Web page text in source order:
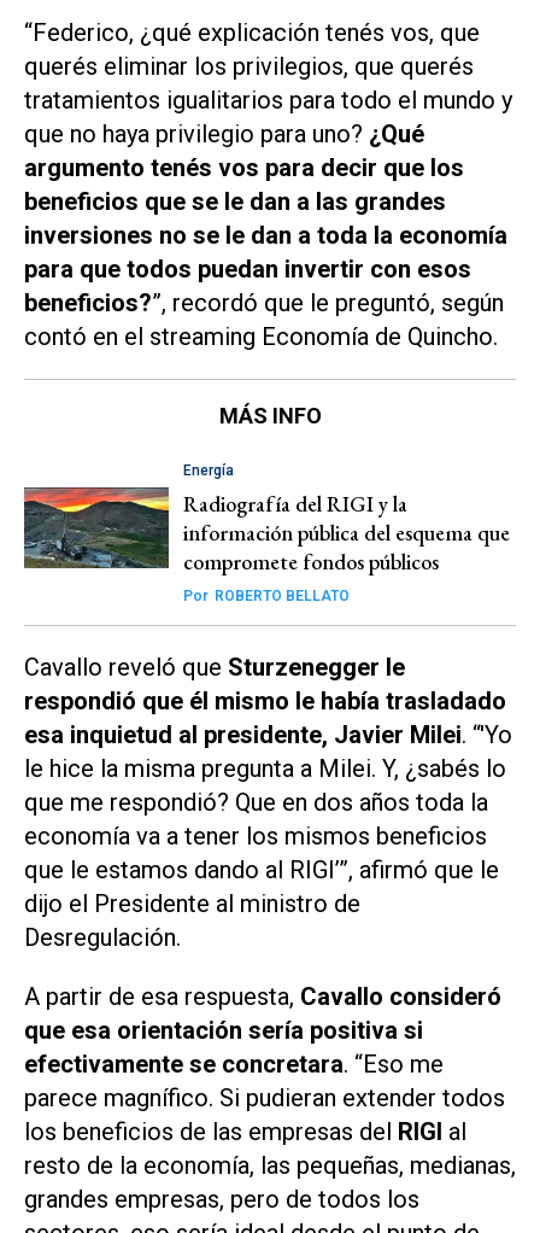
“Federico, ¿qué explicación tenés vos, que
querés eliminar los privilegios, que querés
tratamientos igualitarios para todo el mundo y
que no haya privilegio para uno? ¿Qué
argumento tenés vos para decir que los
beneficios que se le dan a las grandes
inversiones no se le dan a toda la economía
para que todos puedan invertir con esos
beneficios?”, recordó que le preguntó, según
contó en el streaming Economía de Quincho.
MÁS INFO
Energía
Radiografía del RIGI y la
información pública del esquema que
compromete fondos públicos
Por ROBERTO BELLATO
Cavallo reveló que Sturzenegger le
respondió que él mismo le había trasladado
esa inquietud al presidente, Javier Milei. “'Yo
le hice la misma pregunta a Milei. Y, ¿sabés lo
que me respondió? Que en dos años toda la
economía va a tener los mismos beneficios
que le estamos dando al RIGI’”, afirmó que le
dijo el Presidente al ministro de
Desregulación.
A partir de esa respuesta, Cavallo consideró
que esa orientación sería positiva si
efectivamente se concretara. “Eso me
parece magnífico. Si pudieran extender todos
los beneficios de las empresas del RIGI al
resto de la economía, las pequeñas, medianas,
grandes empresas, pero de todos los